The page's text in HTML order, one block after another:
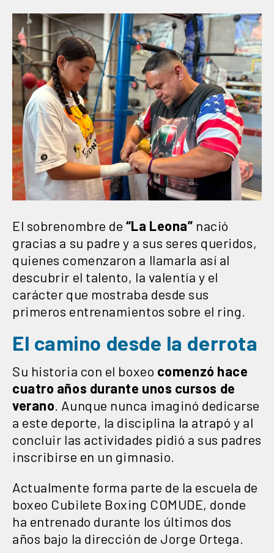
El sobrenombre de “La Leona” nació
gracias a su padre y a sus seres queridos,
quienes comenzaron a llamarla así al
descubrir el talento, la valentía y el
carácter que mostraba desde sus
primeros entrenamientos sobre el ring.
El camino desde la derrota
Su historia con el boxeo comenzó hace
cuatro años durante unos cursos de
verano . Aunque nunca imaginó dedicarse
a este deporte, la disciplina la atrapó y al
concluir las actividades pidió a sus padres
inscribirse en un gimnasio.
Actualmente forma parte de la escuela de
boxeo Cubilete Boxing COMUDE, donde
ha entrenado durante los últimos dos
años bajo la dirección de Jorge Ortega.